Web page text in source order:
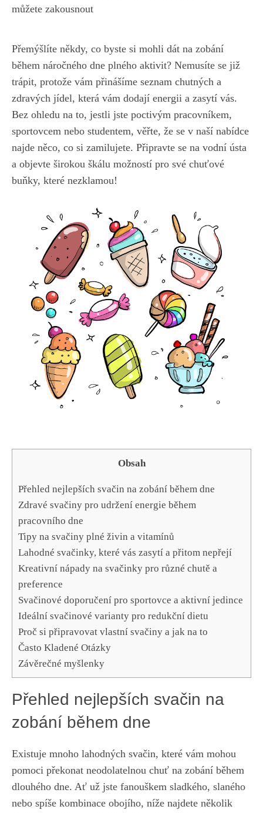
můžete zakousnout
Přemýšlíte někdy, co byste si mohli dát na zobání
během náročného dne plného aktivit? Nemusíte se již
trápit, protože vám přinášíme seznam chutných a
zdravých jídel, která vám dodají energii a zasytí vás.
Bez ohledu na to, jestli jste poctivým pracovníkem,
sportovcem nebo studentem, věřte, že se v naší nabídce
najde něco, co si zamilujete. Připravte se na vodní ústa
a objevte širokou škálu možností pro své chuťové
buňky, které nezklamou!
Obsah
Přehled nejlepších svačin na zobání během dne
Zdravé svačiny pro udržení energie během
pracovního dne
Tipy na svačiny plné živin a vitamínů
Lahodné svačinky, které vás zasytí a přitom nepřejí
Kreativní nápady na svačinky pro různé chutě a
preference
Svačinové doporučení pro sportovce a aktivní jedince
Ideální svačinové varianty pro redukční dietu
Proč si připravovat vlastní svačiny a jak na to
Často Kladené Otázky
Závěrečné myšlenky
Přehled nejlepších svačin na
zobání během dne
Existuje mnoho lahodných svačin, které vám mohou
pomoci překonat neodolatelnou chuť na zobání během
dlouhého dne. Ať už jste fanouškem sladkého, slaného
nebo spíše kombinace obojího, níže najdete několik